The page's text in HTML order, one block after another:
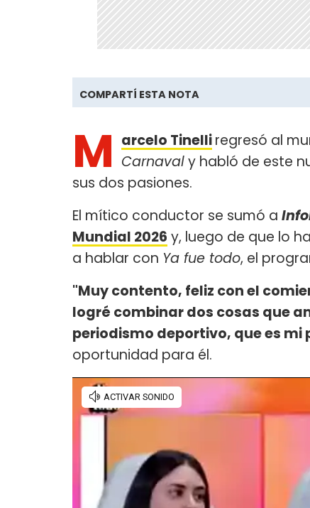
COMPARTÍ ESTA NOTA
M arcelo Tinelliregresó al
Carnavaly habló de este
sus dos pasiones.
El mítico conductor se sumó a
Mundial 2026 y, luego de que lo
a hablar con Ya fue todo, el
"Muy contento, feliz con el
logré combinar dos cosas que
periodismo deportivo, que es mi
oportunidad para él.